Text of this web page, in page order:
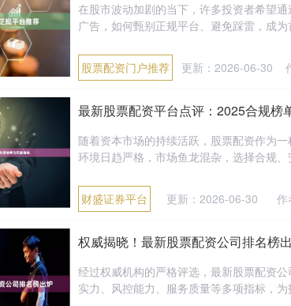
在股市波动加剧的当下，许多投资者希望
广告，如何甄别正规平台、避免踩雷，成
股票配资门户推荐 更新：2026-06-30
最新股票配资平台点评：2025合规榜
随着资本市场的持续活跃，股票配资作为
环境日趋严格，市场鱼龙混杂，选择合规
财盛证券平台 更新：2026-06-30 作
权威揭晓！最新股票配资公司排名榜
经过权威机构的严格评选，最新股票配资
实力、风控能力、服务质量等多项指标，